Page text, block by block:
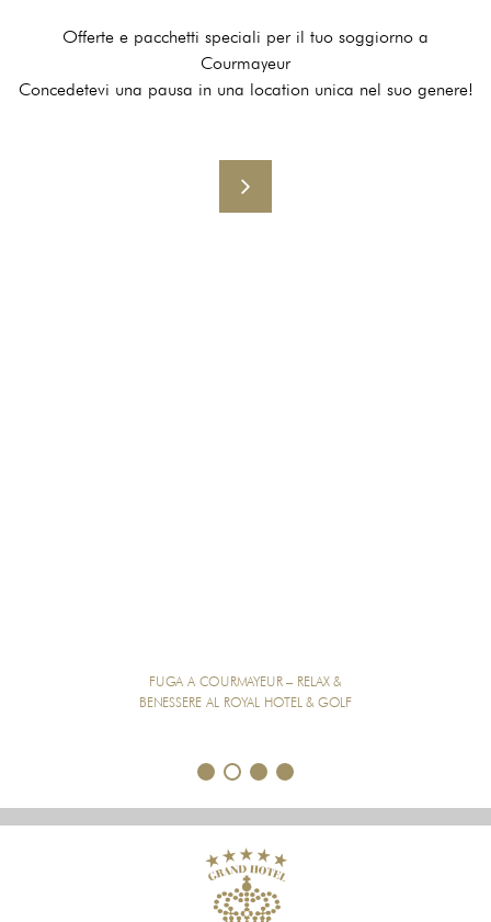
Offerte e pacchetti speciali per il tuo soggiorno a
Courmayeur
Concedetevi una pausa in una location unica nel suo genere!
FUGA A COURMAYEUR – RELAX &
BENESSERE AL ROYAL HOTEL & GOLF
2